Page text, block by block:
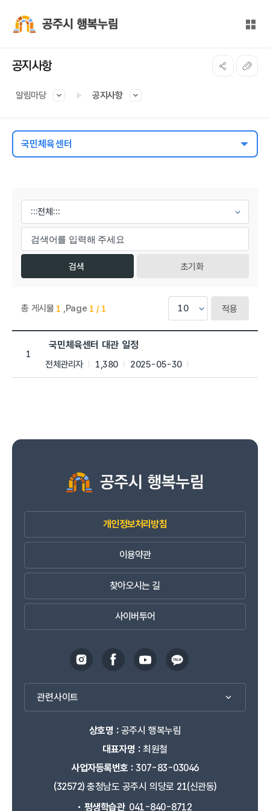
전체
공지사항
알림마당 공지사항
국민체육센터
초기화
총 게시물 1 ,Page 1 / 1 적용
국민체육센터 > 공지사항 목록으로 번호, 제목, 작성자, 조회수,등
1
국민체육센터 대관 일정
전체관리자 1,380 2025-05-30
개인정보처리방침
이용약관
찾아오시는 길
사이버투어
관련사이트
상호명 :공주시 행복누림
대표자명 :최원철
사업자등록번호 :307-83-03046
(32572) 충청남도 공주시 의당로 21(신관동)
평생학습관 041-840-8712